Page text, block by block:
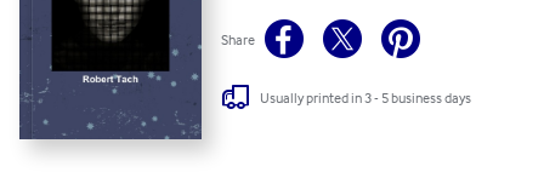
Share
Usually printed in 3 - 5 business days